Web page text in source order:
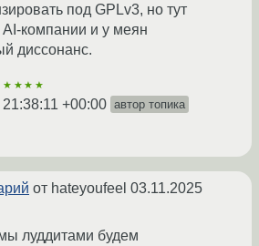
под GPLv3, но тут
AI-компании и у меян
диссонанс.
★★★★
+00:00 автор топика
от hateyoufeel 03.11.2025
луддитами будем